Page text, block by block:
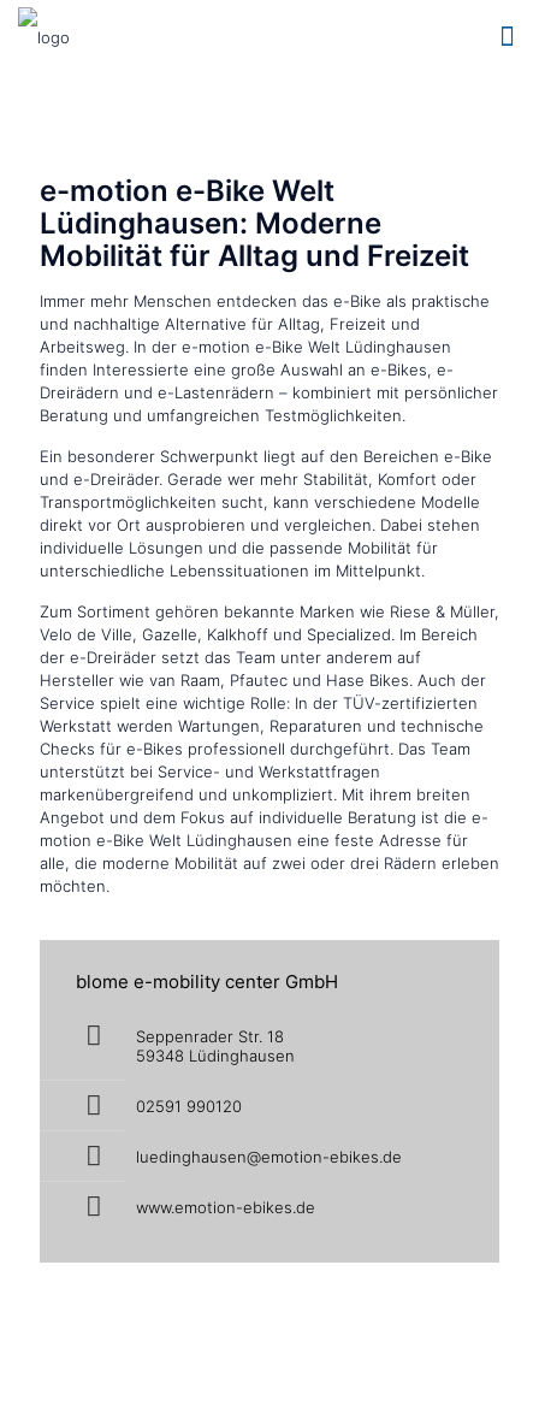
e-motion e-Bike Welt
Lüdinghausen: Moderne
Mobilität für Alltag und Freizeit
Immer mehr Menschen entdecken das e-Bike als praktische
und nachhaltige Alternative für Alltag, Freizeit und
Arbeitsweg. In der e-motion e-Bike Welt Lüdinghausen
finden Interessierte eine große Auswahl an e-Bikes, e-
Dreirädern und e-Lastenrädern – kombiniert mit persönlicher
Beratung und umfangreichen Testmöglichkeiten.
Ein besonderer Schwerpunkt liegt auf den Bereichen e-Bike
und e-Dreiräder. Gerade wer mehr Stabilität, Komfort oder
Transportmöglichkeiten sucht, kann verschiedene Modelle
direkt vor Ort ausprobieren und vergleichen. Dabei stehen
individuelle Lösungen und die passende Mobilität für
unterschiedliche Lebenssituationen im Mittelpunkt.
Zum Sortiment gehören bekannte Marken wie Riese & Müller,
Velo de Ville, Gazelle, Kalkhoff und Specialized. Im Bereich
der e-Dreiräder setzt das Team unter anderem auf
Hersteller wie van Raam, Pfautec und Hase Bikes. Auch der
Service spielt eine wichtige Rolle: In der TÜV-zertifizierten
Werkstatt werden Wartungen, Reparaturen und technische
Checks für e-Bikes professionell durchgeführt. Das Team
unterstützt bei Service- und Werkstattfragen
markenübergreifend und unkompliziert. Mit ihrem breiten
Angebot und dem Fokus auf individuelle Beratung ist die e-
motion e-Bike Welt Lüdinghausen eine feste Adresse für
alle, die moderne Mobilität auf zwei oder drei Rädern erleben
möchten.
blome e-mobility center GmbH
Seppenrader Str. 18
59348 Lüdinghausen
02591 990120
luedinghausen@emotion-ebikes.de
www.emotion-ebikes.de